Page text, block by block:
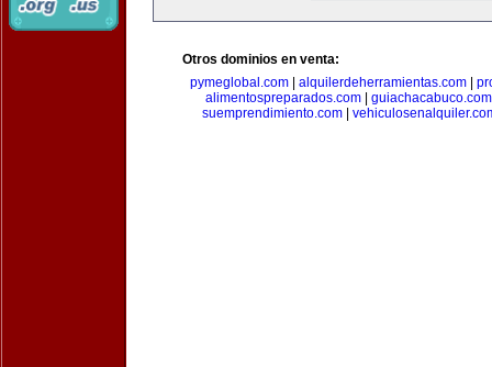
Otros dominios en venta:
pymeglobal.com| alquilerdeherramientas.com|
alimentospreparados.com| guiachacabuco.com
suemprendimiento.com|